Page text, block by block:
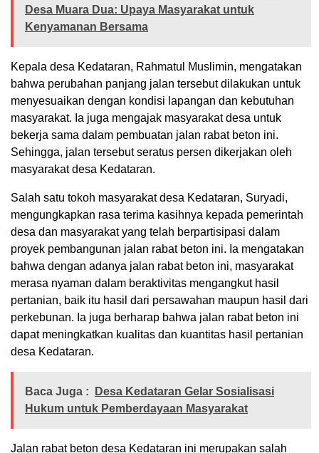
Desa Muara Dua: Upaya Masyarakat untuk
Kenyamanan Bersama
Kepala desa Kedataran, Rahmatul Muslimin, mengatakan
bahwa perubahan panjang jalan tersebut dilakukan untuk
menyesuaikan dengan kondisi lapangan dan kebutuhan
masyarakat. Ia juga mengajak masyarakat desa untuk
bekerja sama dalam pembuatan jalan rabat beton ini.
Sehingga, jalan tersebut seratus persen dikerjakan oleh
masyarakat desa Kedataran.
Salah satu tokoh masyarakat desa Kedataran, Suryadi,
mengungkapkan rasa terima kasihnya kepada pemerintah
desa dan masyarakat yang telah berpartisipasi dalam
proyek pembangunan jalan rabat beton ini. Ia mengatakan
bahwa dengan adanya jalan rabat beton ini, masyarakat
merasa nyaman dalam beraktivitas mengangkut hasil
pertanian, baik itu hasil dari persawahan maupun hasil dari
perkebunan. Ia juga berharap bahwa jalan rabat beton ini
dapat meningkatkan kualitas dan kuantitas hasil pertanian
desa Kedataran.
Baca Juga :
Desa Kedataran Gelar Sosialisasi
Hukum untuk Pemberdayaan Masyarakat
Jalan rabat beton desa Kedataran ini merupakan salah